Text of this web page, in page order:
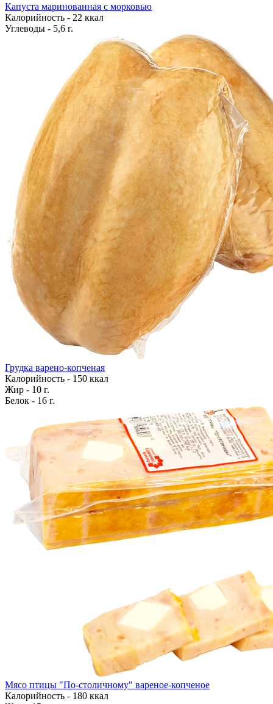
Капуста маринованная с морковью
Калорийность - 22 ккал
Углеводы - 5,6 г.
Грудка варено-копченая
Калорийность - 150 ккал
Жир - 10 г.
Белок - 16 г.
Мясо птицы "По-столичному" вареное-копченое
Калорийность - 180 ккал